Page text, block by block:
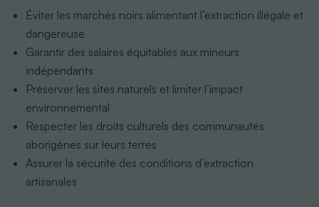
Éviter les marchés noirs alimentant l’extraction illégale et
dangereuse
Garantir des salaires équitables aux mineurs
indépendants
Préserver les sites naturels et limiter l’impact
environnemental
Respecter les droits culturels des communautés
aborigènes sur leurs terres
Assurer la sécurité des conditions d’extraction
artisanales